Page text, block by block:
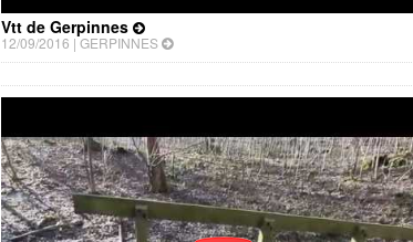
Vtt de Gerpinnes
12/09/2016 |GERPINNES